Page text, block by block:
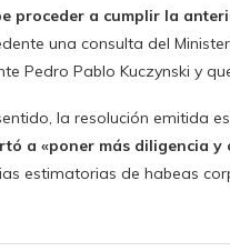
proceder a cumplir la
una consulta del
Pedro Pablo Kuczynski y
la resolución emitida
a «poner más diligencia y
estimatorias de habeas